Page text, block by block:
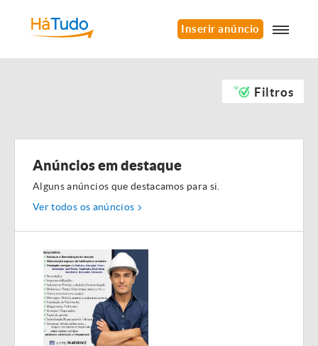
Inserir anúncio
Filtros
Anúncios em destaque
Alguns anúncios que destacamos para si.
Ver todos os anúncios